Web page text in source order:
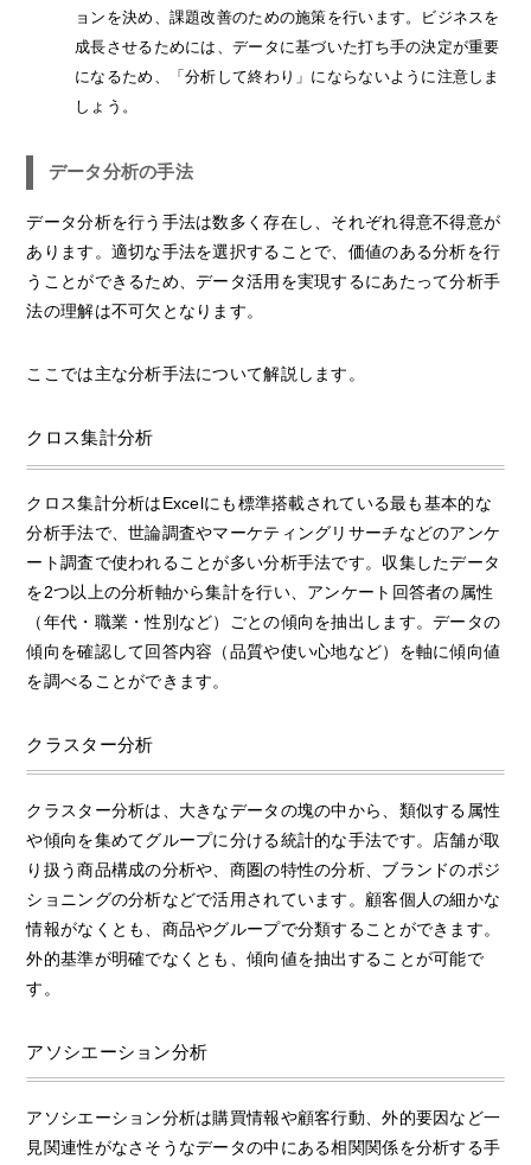
ョンを決め、課題改善のための施策を行います。ビジネスを
成長させるためには、データに基づいた打ち手の決定が重要
になるため、「分析して終わり」にならないように注意しま
しょう。
データ分析の手法
データ分析を行う手法は数多く存在し、それぞれ得意不得意が
あります。適切な手法を選択することで、価値のある分析を行
うことができるため、データ活用を実現するにあたって分析手
法の理解は不可欠となります。
ここでは主な分析手法について解説します。
クロス集計分析
クロス集計分析はExcelにも標準搭載されている最も基本的な
分析手法で、世論調査やマーケティングリサーチなどのアンケ
ート調査で使われることが多い分析手法です。収集したデータ
を2つ以上の分析軸から集計を行い、アンケート回答者の属性
（年代・職業・性別など）ごとの傾向を抽出します。データの
傾向を確認して回答内容（品質や使い心地など）を軸に傾向値
を調べることができます。
クラスター分析
クラスター分析は、大きなデータの塊の中から、類似する属性
や傾向を集めてグループに分ける統計的な手法です。店舗が取
り扱う商品構成の分析や、商圏の特性の分析、ブランドのポジ
ショニングの分析などで活用されています。顧客個人の細かな
情報がなくとも、商品やグループで分類することができます。
外的基準が明確でなくとも、傾向値を抽出することが可能で
す。
アソシエーション分析
アソシエーション分析は購買情報や顧客行動、外的要因など一
見関連性がなさそうなデータの中にある相関関係を分析する手